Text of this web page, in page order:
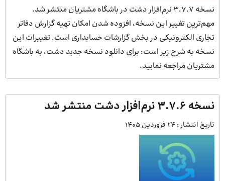
نسخه 3.7.7 نرم‌افزار دشت در باشگاه مشتریان منتشر شد.
مهم‌ترین تغییر این نسخه، افزوده شدن امکان تهیه گزارش دفاتر
تجاری الکترونیکی در بخش گزارشات حسابداری است. تغییرات این
نسخه به شرح زیر است: برای دانلود نسخه جدید دشت، به باشگاه
مشتریان مراجعه نمایید.
نسخه 3.7.6 نرم‌افزار دشت منتشر شد
تاریخ انتشار : 24 فروردین 1405